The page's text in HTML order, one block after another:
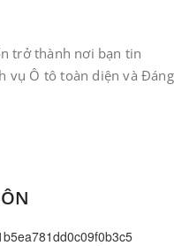
trở thành nơi bạn tin
vụ Ô tô toàn diện và Đáng